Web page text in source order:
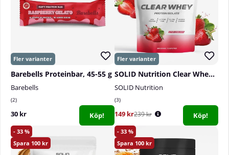
Barebells Proteinbar, 45-55 g
Barebells
2
30 kr Köp!
SOLID Nutrition Clear Whey, 300 g
SOLID Nutrition
3
149 kr239 kr Köp!
33
100
33
100